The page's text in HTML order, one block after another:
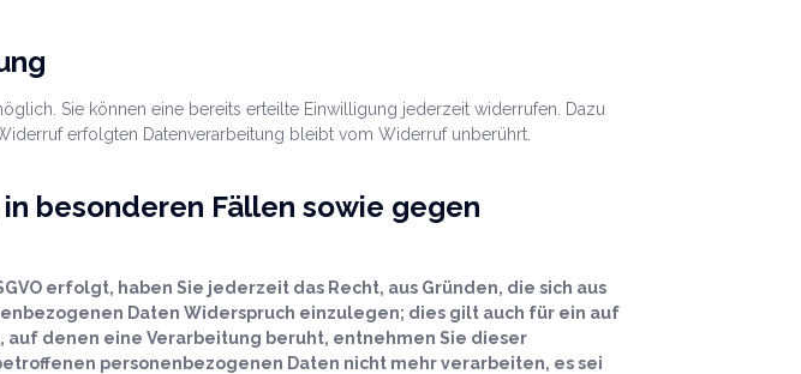
Sie können eine bereits erteilte Einwilligung jederzeit widerrufen. Dazu
erfolgten Datenverarbeitung bleibt vom Widerruf unberührt.
besonderen Fällen sowie gegen
erfolgt, haben Sie jederzeit das Recht, aus Gründen, die sich aus
Daten Widerspruch einzulegen; dies gilt auch für ein auf
denen eine Verarbeitung beruht, entnehmen Sie dieser
personenbezogenen Daten nicht mehr verarbeiten, es sei